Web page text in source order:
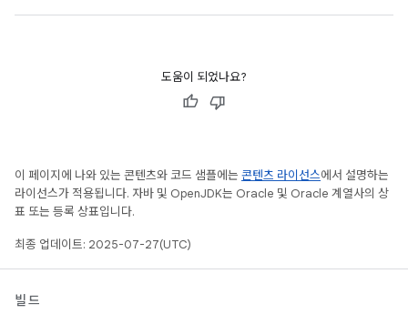
도움이 되었나요?
이 페이지에 나와 있는 콘텐츠와 코드 샘플에는 콘텐츠 라이선스에서 설명하는
라이선스가 적용됩니다. 자바 및 OpenJDK는 Oracle 및 Oracle 계열사의 상
표 또는 등록 상표입니다.
최종 업데이트: 2025-07-27(UTC)
빌드